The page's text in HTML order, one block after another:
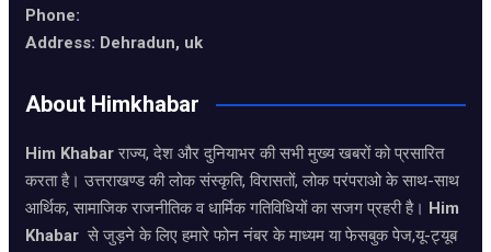
Phone:
Address: Dehradun, uk
About Himkhabar
Him Khabarराज्य, देश और दुनियाभर की सभी मुख्य खबरों को प्रसारित
करता है। उत्तराखण्ड की लोक संस्कृति, विरासतों, लोक परंपराओ के साथ-साथ
आर्थिक, सामाजिक राजनीतिक व धार्मिक गतिविधियों का सजग प्रहरी है। Him
Khabar से जुड़ने के लिए हमारे फोन नंबर के माध्यम या फेसबुक पेज,यू-ट्यूब